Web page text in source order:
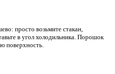
просто возьмите стакан,
в угол холодильника. Порошок
поверхность.